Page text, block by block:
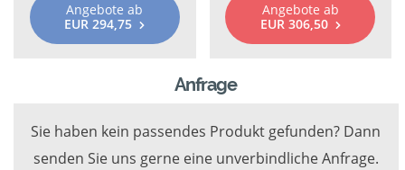
Angebote ab
EUR 294,75
Angebote ab
EUR 306,50
Anfrage
Sie haben kein passendes Produkt gefunden? Dann
senden Sie uns gerne eine unverbindliche Anfrage.